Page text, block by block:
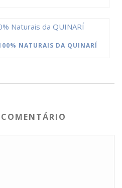
NATURAIS DA QUINARÍ